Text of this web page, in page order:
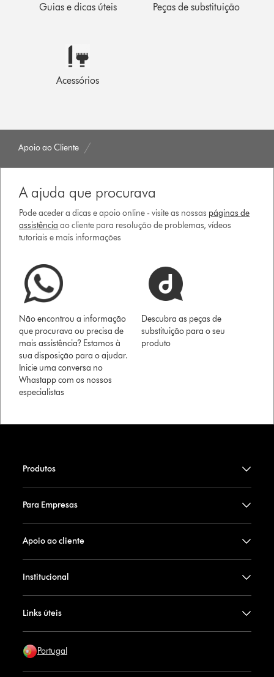
Guias e dicas úteis Peças de substituição
Acessórios
Apoio ao Cliente
A ajuda que procurava
Pode aceder a dicas e apoio online - visite as nossas páginas de
assistência ao cliente para resolução de problemas, vídeos
tutoriais e mais informações
Não encontrou a informação
que procurava ou precisa de
mais assistência? Estamos à
sua disposição para o ajudar.
Inicie uma conversa no
Whastapp com os nossos
especialistas
Descubra as peças de
substituição para o seu
produto
Produtos
Para Empresas
Apoio ao cliente
Institucional
Links úteis
Portugal